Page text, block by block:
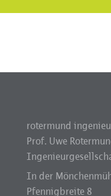
rotermund
Prof. Uwe
In der
Pfennigbreite 8